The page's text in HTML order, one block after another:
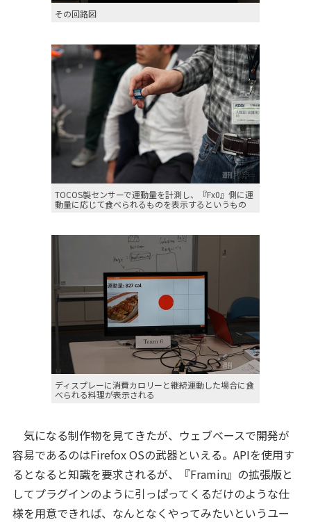
その回路図
TOCOS製センサーで運動量を計測し、『Fx0』側に運
動量に応じて食べられるものを表示するというもの
ディスプレーに消費カロリーと継続運動した場合に食
べられる料理が表示される
気になる制作物を見てきたが、ウェブベースで開発が
容易であるのはFirefox OSの武器といえる。APIを使用す
るとなると知識を要求されるが、『Framin』の拡張版と
してプラグインのように引っぱってくるだけのような仕
様を用意できれば、なんとなくやってみたいというユー